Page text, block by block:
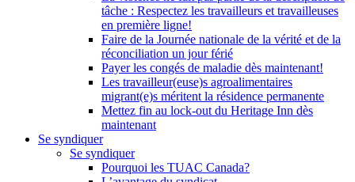
tâche : Respectez les travailleurs et travailleuses
en première ligne!
Faire de la Journée nationale de la vérité et de la
réconciliation un jour férié
Payer les congés de maladie dès maintenant!
Les travailleur(euse)s agroalimentaires
migrant(e)s méritent la résidence permanente
Mettez fin au lock-out du Heritage Inn dès
maintenant
Se syndiquer
Se syndiquer
Pourquoi les TUAC Canada?